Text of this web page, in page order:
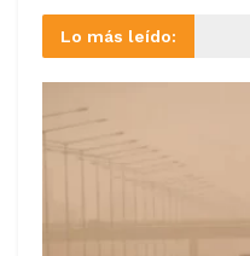
Lo más leído: